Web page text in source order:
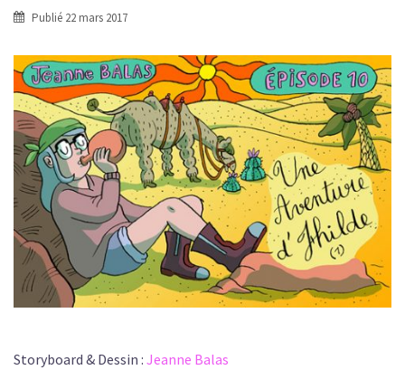
Publié 22 mars 2017
Storyboard & Dessin : Jeanne Balas